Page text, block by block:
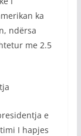
ka
ndërsa
me 2.5
e
I hapjes